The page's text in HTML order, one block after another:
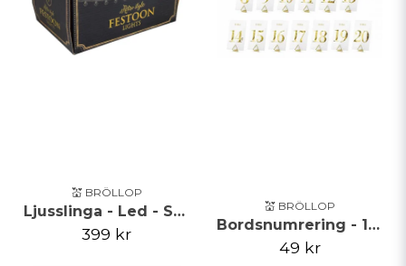
💒 BRÖLLOP
Ljusslinga - Led - Svart
399 kr
💒 BRÖLLOP
Bordsnumrering - 1-20 - Clear/Guld
49 kr